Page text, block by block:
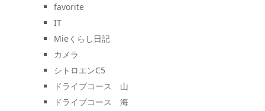
favorite
IT
Mieくらし日記
カメラ
シトロエンC5
ドライブコース 山
ドライブコース 海